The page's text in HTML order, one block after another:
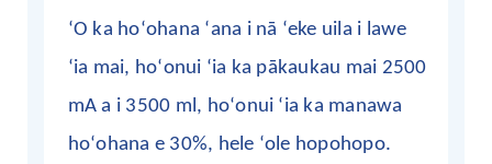
ʻO ka hoʻohana ʻana i nā ʻeke uila i lawe
ʻia mai, hoʻonui ʻia ka pākaukau mai 2500
mA a i 3500 ml, hoʻonui ʻia ka manawa
hoʻohana e 30%, hele ʻole hopohopo.